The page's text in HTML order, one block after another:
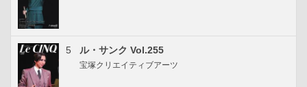
5 ル・サンク Vol.255
宝塚クリエイティブアーツ